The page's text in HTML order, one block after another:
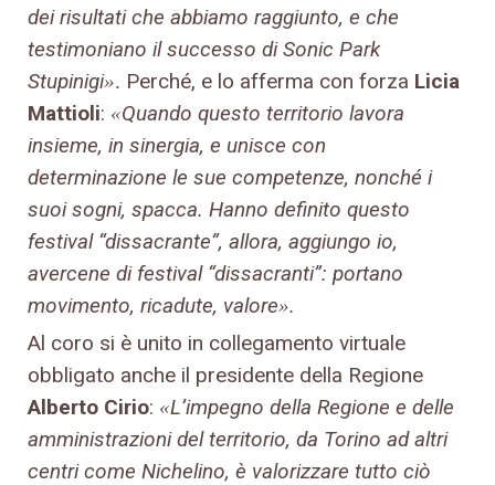
dei risultati che abbiamo raggiunto, e che
testimoniano il successo di Sonic Park
Stupinigi». Perché, e lo afferma con forza Licia
Mattioli: «Quando questo territorio lavora
insieme, in sinergia, e unisce con
determinazione le sue competenze, nonché i
suoi sogni, spacca. Hanno definito questo
festival “dissacrante”, allora, aggiungo io,
avercene di festival “dissacranti”: portano
movimento, ricadute, valore».
Al coro si è unito in collegamento virtuale
obbligato anche il presidente della Regione
Alberto Cirio: «L’impegno della Regione e delle
amministrazioni del territorio, da Torino ad altri
centri come Nichelino, è valorizzare tutto ciò